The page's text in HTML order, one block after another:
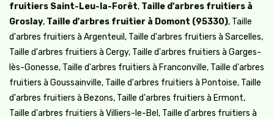
fruitiers Saint-Leu-la-Forêt, Taille d'arbres fruitiers à
Groslay, Taille d'arbres fruitier à Domont (95330), Taille
d'arbres fruitiers à Argenteuil, Taille d'arbres fruitiers à Sarcelles,
Taille d'arbres fruitiers à Cergy, Taille d'arbres fruitiers à Garges-
lès-Gonesse, Taille d'arbres fruitiers à Franconville, Taille d'arbres
fruitiers à Goussainville, Taille d'arbres fruitiers à Pontoise, Taille
d'arbres fruitiers à Bezons, Taille d'arbres fruitiers à Ermont,
Taille d'arbres fruitiers à Villiers-le-Bel, Taille d'arbres fruitiers à